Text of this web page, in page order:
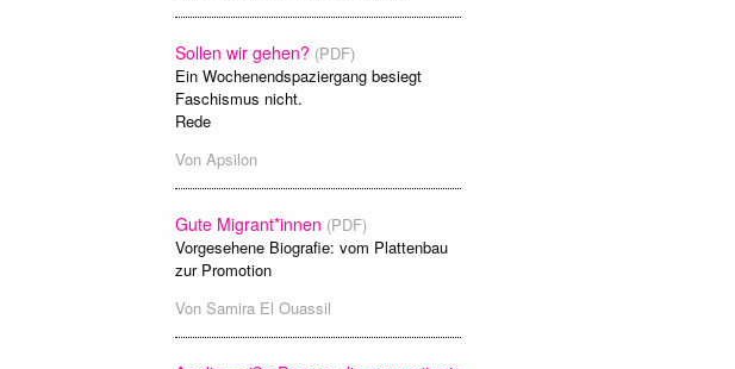
Sollen wir gehen? (PDF)
Ein Wochenendspaziergang besiegt
Faschismus nicht.
Rede
Von Apsilon
Gute Migrant*innen (PDF)
Vorgesehene Biografie: vom Plattenbau
zur Promotion
Von Samira El Ouassil